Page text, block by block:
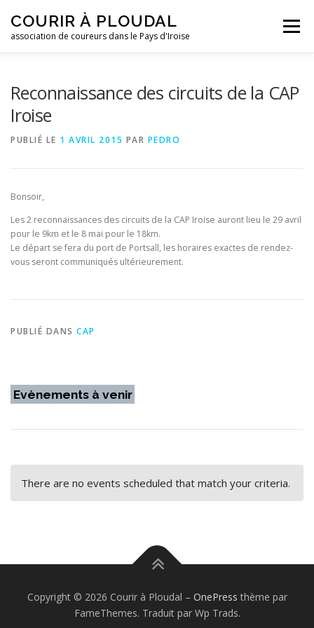
contenu
COURIR À PLOUDAL
association de coureurs dans le Pays d'Iroise
Menu
Reconnaissance des circuits de la CAP
Iroise
PUBLIÉ LE 1 AVRIL 2015 PAR PEDRO
Bonsoir,
Les 2 reconnaissances des circuits de la CAP Iroise auront lieu le 29 avril
pour le 9km et le 8 mai pour le 18km.
Le départ se fera du port de Portsall, les horaires exactes de rendez-
vous seront communiqués ultérieurement.
PUBLIÉ DANS CAP
Evènements à venir
There are no events scheduled that match your criteria.
Copyright © 2026 Courir à Ploudal – OnePress thème par
FameThemes. Traduit par Wp Trads.